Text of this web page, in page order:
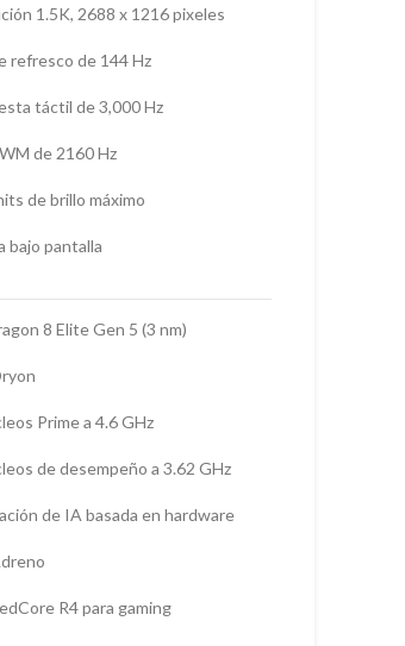
1.5K, 2688 x 1216 pixeles
refresco de 144 Hz
táctil de 3,000 Hz
de 2160 Hz
de brillo máximo
bajo pantalla
8 Elite Gen 5 (3 nm)
Prime a 4.6 GHz
de desempeño a 3.62 GHz
de IA basada en hardware
R4 para gaming